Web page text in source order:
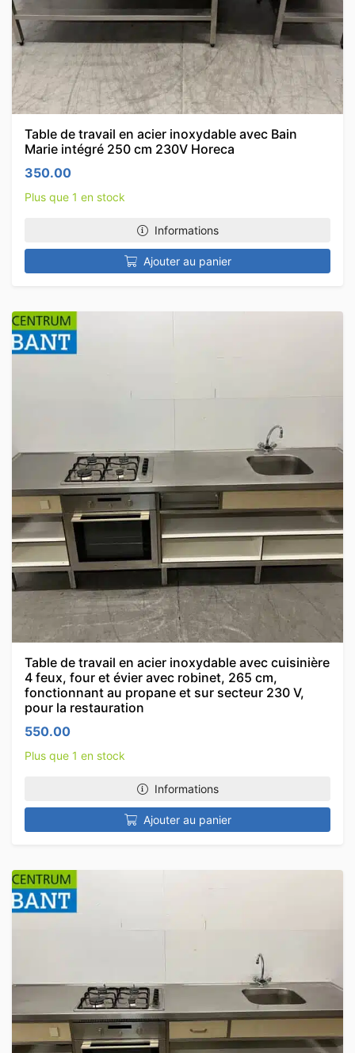
Table de travail en acier inoxydable avec Bain
Marie intégré 250 cm 230V Horeca
350.00
Plus que 1 en stock
Informations
Ajouter au panier
Table de travail en acier inoxydable avec cuisinière
4 feux, four et évier avec robinet, 265 cm,
fonctionnant au propane et sur secteur 230 V,
pour la restauration
550.00
Plus que 1 en stock
Informations
Ajouter au panier